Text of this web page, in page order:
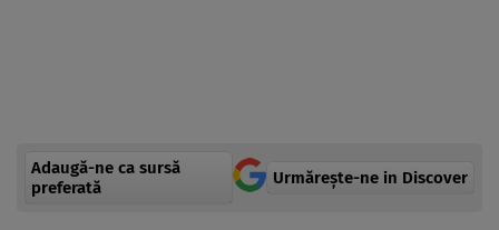
Adaugă-ne ca sursă
preferată
Urmărește-ne in Discover